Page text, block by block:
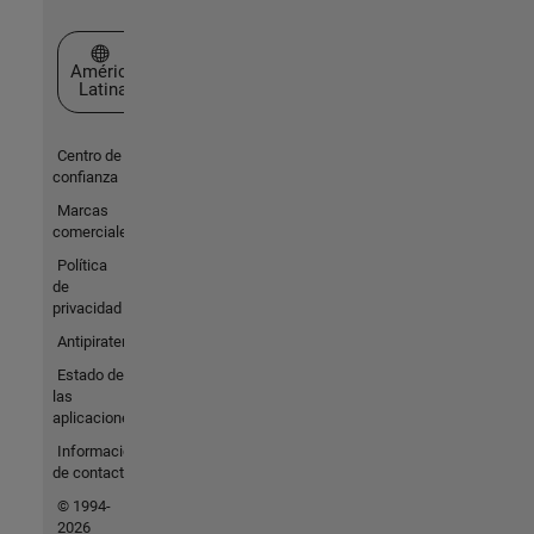
Seleccione un país/idioma
América
Latina
Centro de
confianza
Marcas
comerciales
Política
de
privacidad
Antipiratería
Estado de
las
aplicaciones
Información
de contacto
© 1994-
2026